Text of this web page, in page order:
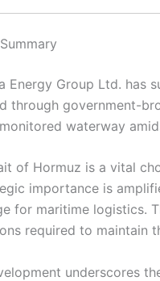
Energy Group Ltd. has
through government-
waterway
of Hormuz is a vital
importance is
for maritime logistics.
required to maintain
underscores